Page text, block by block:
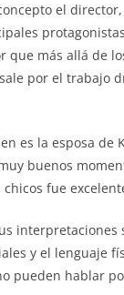
el
que más allá de
por el trabajo
es la esposa de
buenos
fue
interpretaciones
y el lenguaje
pueden hablar